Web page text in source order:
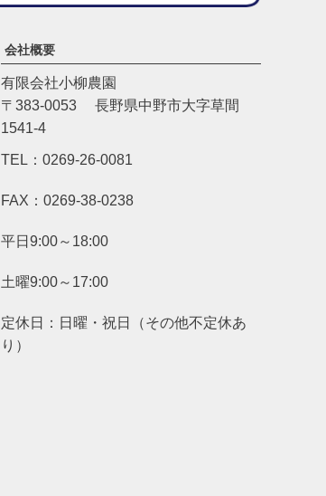
会社概要
有限会社小柳農園
〒383-0053 長野県中野市大字草間
1541-4
TEL：0269-26-0081
FAX：0269-38-0238
平日9:00～18:00
土曜9:00～17:00
定休日：日曜・祝日（その他不定休あ
り）